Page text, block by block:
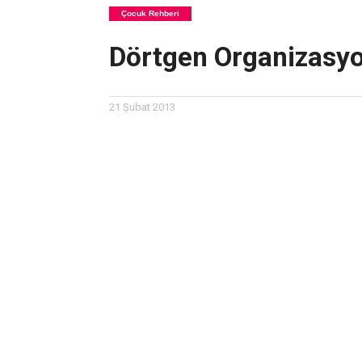
Çocuk Rehberi
Dörtgen
21 Şubat 2013